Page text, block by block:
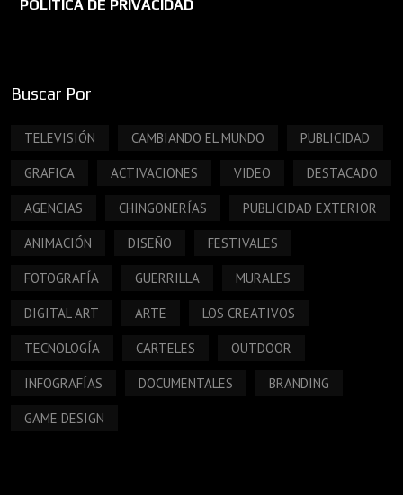
POLÍTICA DE PRIVACIDAD
Buscar Por
TELEVISIÓN CAMBIANDO EL MUNDO PUBLICIDAD
GRAFICA ACTIVACIONES VIDEO DESTACADO
AGENCIAS CHINGONERÍAS PUBLICIDAD EXTERIOR
ANIMACIÓN DISEÑO FESTIVALES
FOTOGRAFÍA GUERRILLA MURALES
DIGITAL ART ARTE LOS CREATIVOS
TECNOLOGÍA CARTELES OUTDOOR
INFOGRAFÍAS DOCUMENTALES BRANDING
GAME DESIGN